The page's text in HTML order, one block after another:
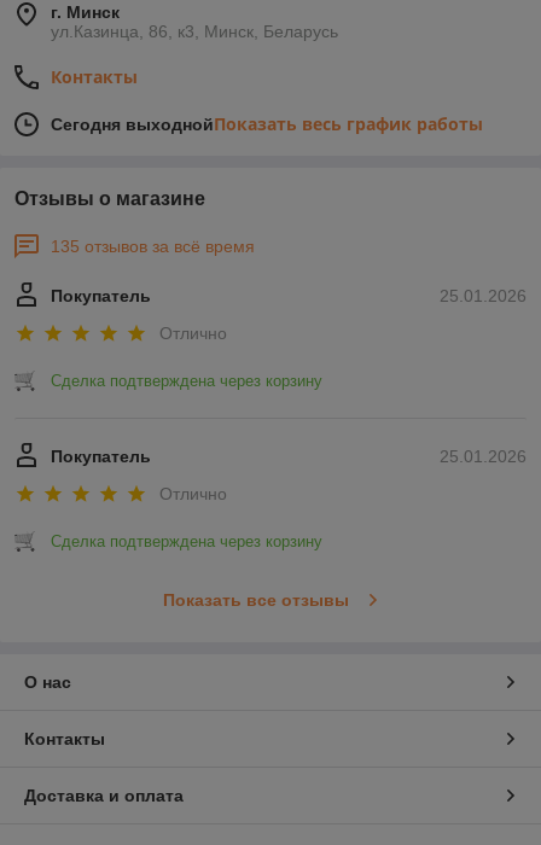
г. Минск
ул.Казинца, 86, к3, Минск, Беларусь
Контакты
Сегодня выходнойПоказать весь график работы
Отзывы о магазине
135 отзывов за всё время
25.01.2026
Покупатель
Отлично
Сделка подтверждена через корзину
25.01.2026
Покупатель
Отлично
Сделка подтверждена через корзину
Показать все отзывы
О нас
Контакты
Доставка и оплата